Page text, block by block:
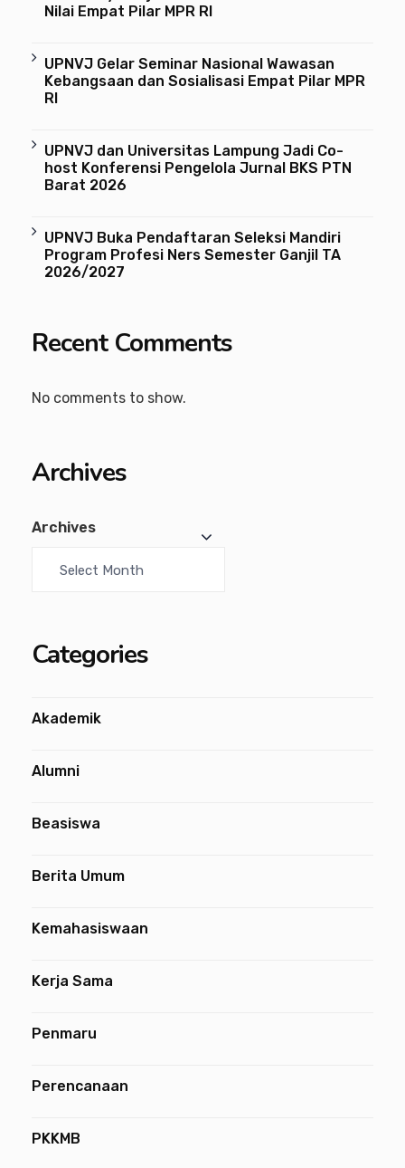
Nilai Empat Pilar MPR RI
UPNVJ Gelar Seminar Nasional Wawasan
Kebangsaan dan Sosialisasi Empat Pilar MPR
RI
UPNVJ dan Universitas Lampung Jadi Co-
host Konferensi Pengelola Jurnal BKS PTN
Barat 2026
UPNVJ Buka Pendaftaran Seleksi Mandiri
Program Profesi Ners Semester Ganjil TA
2026/2027
Recent Comments
No comments to show.
Archives
Archives
Categories
Akademik
Alumni
Beasiswa
Berita Umum
Kemahasiswaan
Kerja Sama
Penmaru
Perencanaan
PKKMB